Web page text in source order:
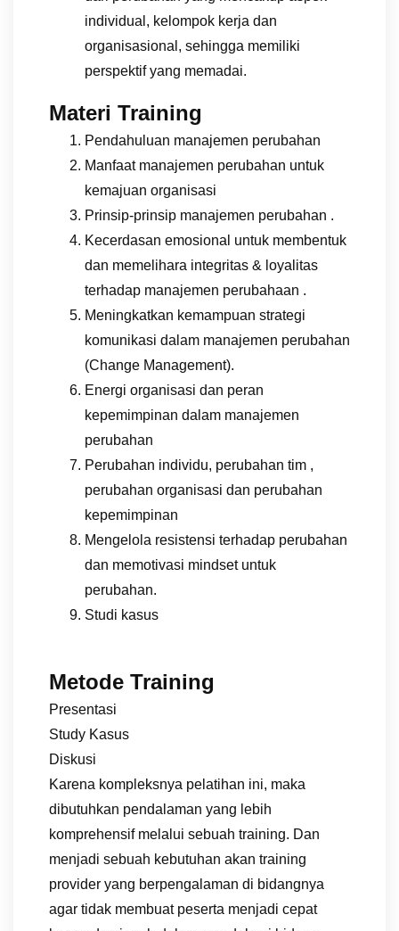
individual, kelompok kerja dan
organisasional, sehingga memiliki
perspektif yang memadai.
Materi Training
Pendahuluan manajemen perubahan
Manfaat manajemen perubahan untuk
kemajuan organisasi
Prinsip-prinsip manajemen perubahan .
Kecerdasan emosional untuk membentuk
dan memelihara integritas & loyalitas
terhadap manajemen perubahaan .
Meningkatkan kemampuan strategi
komunikasi dalam manajemen perubahan
(Change Management).
Energi organisasi dan peran
kepemimpinan dalam manajemen
perubahan
Perubahan individu, perubahan tim ,
perubahan organisasi dan perubahan
kepemimpinan
Mengelola resistensi terhadap perubahan
dan memotivasi mindset untuk
perubahan.
Studi kasus
Metode Training
Presentasi
Study Kasus
Diskusi
Karena kompleksnya pelatihan ini, maka
dibutuhkan pendalaman yang lebih
komprehensif melalui sebuah training. Dan
menjadi sebuah kebutuhan akan training
provider yang berpengalaman di bidangnya
agar tidak membuat peserta menjadi cepat